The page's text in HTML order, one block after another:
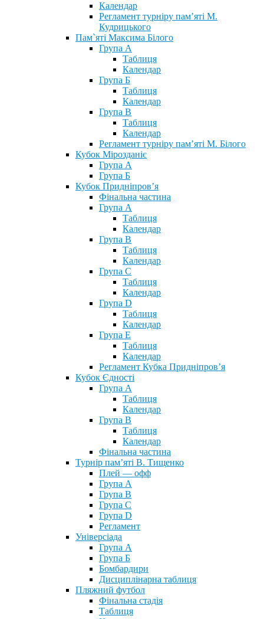
Календар
Регламент турніру пам’яті М.
Кудрицького
Пам`яті Максима Білого
Група А
Таблиця
Календар
Група Б
Таблиця
Календар
Група В
Таблиця
Календар
Регламент турніру пам’яті М. Білого
Кубок Мірозданіє
Група А
Група Б
Кубок Придніпров’я
Фінальна частина
Група А
Таблиця
Календар
Група В
Таблиця
Календар
Група С
Таблиця
Календар
Група D
Таблиця
Календар
Група Е
Таблиця
Календар
Регламент Кубка Придніпров’я
Кубок Єдності
Група А
Таблиця
Календар
Група В
Таблиця
Календар
Фінальна частина
Турнір пам’яті В. Тищенко
Плей — офф
Група А
Група B
Група С
Група D
Регламент
Універсіада
Група А
Група Б
Бомбардири
Дисциплінарна таблиця
Пляжний футбол
Фінальна стадія
Таблиця